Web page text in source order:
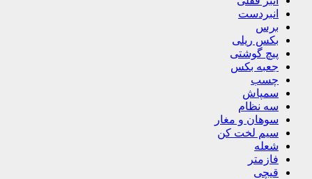
انبردست
برس
بکس ریلی
پیچ گوشتی
جعبه بکس
چسب
سمپاش
سه نظام
سوهان و مغار
سیم لخت کن
شعله
فازمتر
قیچی